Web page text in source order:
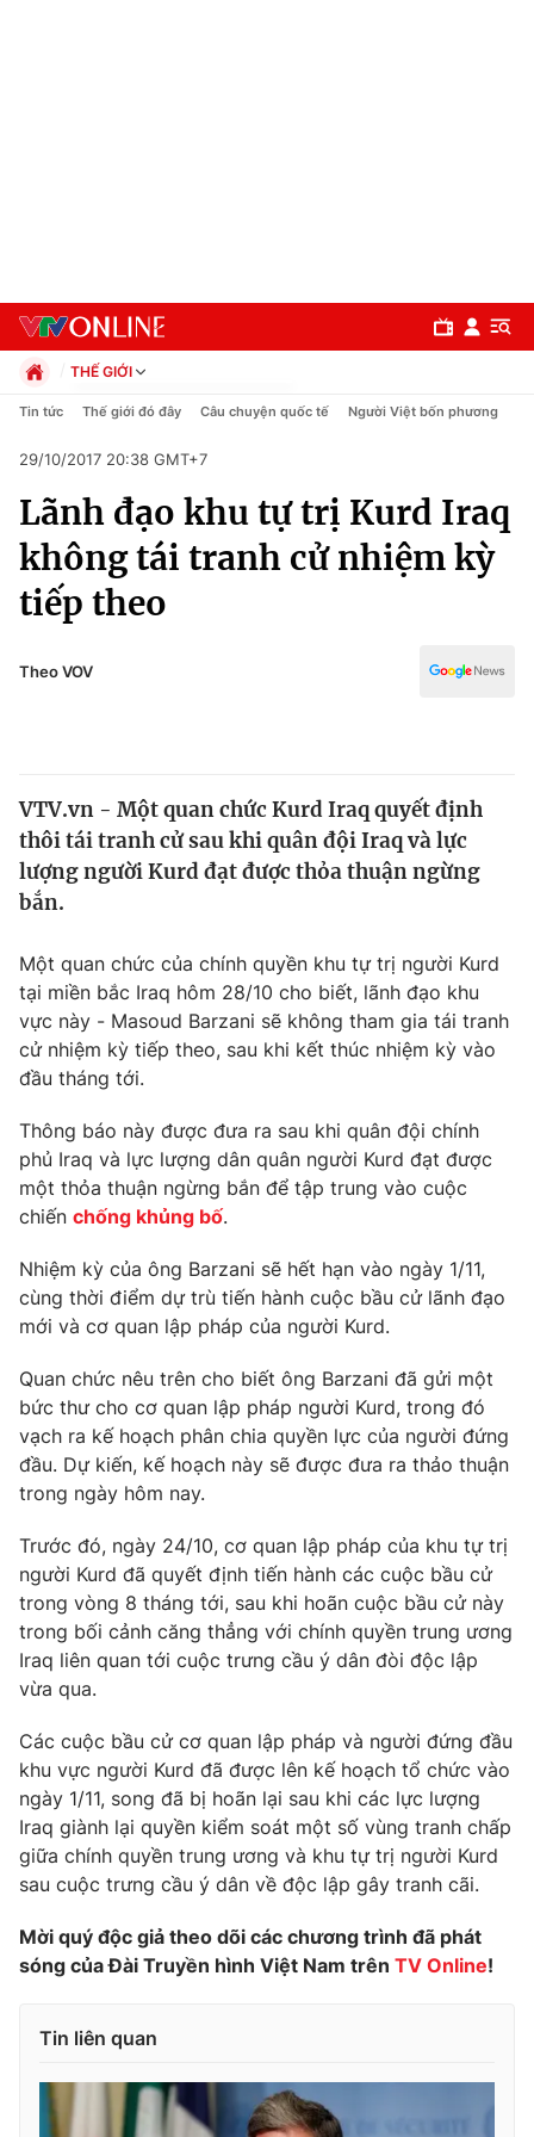
Chuyên mục
Chính trị
Xã hội
Pháp luật
Thế giới
Tin tức
Thế giới đó đây
Câu chuyện quốc tế
Kinh tế
Thị trường
Góc doanh nghiệp
Dữ liệu và đời sống
Truyền hình
Phim VTV
Hậu trường
Nhân vật
Khán giả
Giải sao mai
Giải trí
Điện ảnh
Âm nhạc
Đời sống
Du lịch
Làm đẹp
Chất lượng cuộc sống
Giáo dục
Tuyển sinh
Học trực tuyến
Công nghệ
Sản phẩm
Thị trường
Tư vấn
Giao lưu trực tuyến
Lịch phát sóng
Emagazine Podcast
Photo Infographic
VTV Money VTV Thể thao
VTV Sức khoẻ Bất động sản
Liên hệ tòa soạn English
THẾ GIỚI
Chính trị
Pháp luật
Kinh tế
Thể thao
Truyền hình
Văn hóa - Giải trí
Tin tức Thế giới đó đây Câu chuyện quốc tế Người Việt bốn phương
29/10/2017 20:38 GMT+7
Lãnh đạo khu tự trị Kurd Iraq
không tái tranh cử nhiệm kỳ
tiếp theo
Theo VOV
VTV.vn - Một quan chức Kurd Iraq quyết định
thôi tái tranh cử sau khi quân đội Iraq và lực
lượng người Kurd đạt được thỏa thuận ngừng
bắn.
Một quan chức của chính quyền khu tự trị người Kurd
tại miền bắc Iraq hôm 28/10 cho biết, lãnh đạo khu
vực này - Masoud Barzani sẽ không tham gia tái tranh
cử nhiệm kỳ tiếp theo, sau khi kết thúc nhiệm kỳ vào
đầu tháng tới.
Thông báo này được đưa ra sau khi quân đội chính
phủ Iraq và lực lượng dân quân người Kurd đạt được
một thỏa thuận ngừng bắn để tập trung vào cuộc
chiến chống khủng bố.
Nhiệm kỳ của ông Barzani sẽ hết hạn vào ngày 1/11,
cùng thời điểm dự trù tiến hành cuộc bầu cử lãnh đạo
mới và cơ quan lập pháp của người Kurd.
Quan chức nêu trên cho biết ông Barzani đã gửi một
bức thư cho cơ quan lập pháp người Kurd, trong đó
vạch ra kế hoạch phân chia quyền lực của người đứng
đầu. Dự kiến, kế hoạch này sẽ được đưa ra thảo thuận
trong ngày hôm nay.
Trước đó, ngày 24/10, cơ quan lập pháp của khu tự trị
người Kurd đã quyết định tiến hành các cuộc bầu cử
trong vòng 8 tháng tới, sau khi hoãn cuộc bầu cử này
trong bối cảnh căng thẳng với chính quyền trung ương
Iraq liên quan tới cuộc trưng cầu ý dân đòi độc lập
vừa qua.
Các cuộc bầu cử cơ quan lập pháp và người đứng đầu
khu vực người Kurd đã được lên kế hoạch tổ chức vào
ngày 1/11, song đã bị hoãn lại sau khi các lực lượng
Iraq giành lại quyền kiểm soát một số vùng tranh chấp
giữa chính quyền trung ương và khu tự trị người Kurd
sau cuộc trưng cầu ý dân về độc lập gây tranh cãi.
Mời quý độc giả theo dõi các chương trình đã phát
sóng của Đài Truyền hình Việt Nam trên TV Online!
Tin liên quan